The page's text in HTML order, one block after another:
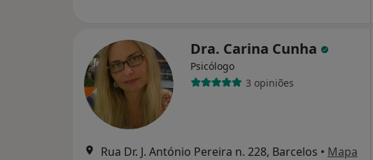
Dra. Carina Cunha
Psicólogo
3 opiniões
Rua Dr. J. António Pereira n. 228, Barcelos • Mapa